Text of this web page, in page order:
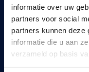
informatie over uw
partners voor social
partners kunnen deze
informatie die u aan
verzameld op basis
Vul je postcode